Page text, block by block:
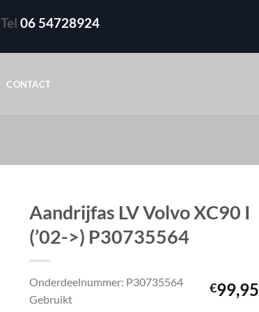
Tel 06 54728924
CONTACT
Aandrijfas LV Volvo XC90 I
(’02->) P30735564
€99,95
Onderdeelnummer: P30735564
Gebruikt